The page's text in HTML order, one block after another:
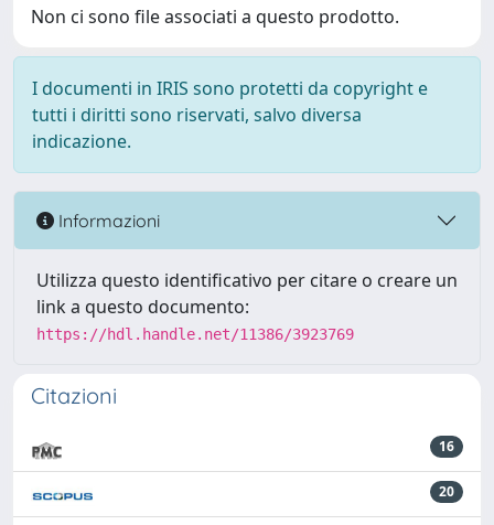
Non ci sono file associati a questo prodotto.
I documenti in IRIS sono protetti da copyright e
tutti i diritti sono riservati, salvo diversa
indicazione.
Informazioni
Utilizza questo identificativo per citare o creare un
link a questo documento:
https://hdl.handle.net/11386/3923769
Citazioni
16
20